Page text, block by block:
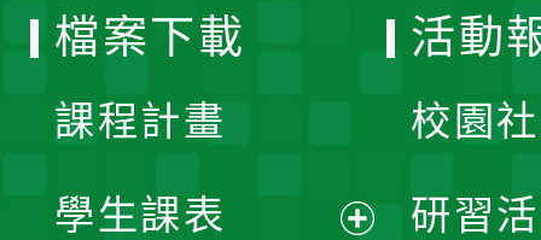
檔案下載
課程計畫
學生課表
活動
校園
研習